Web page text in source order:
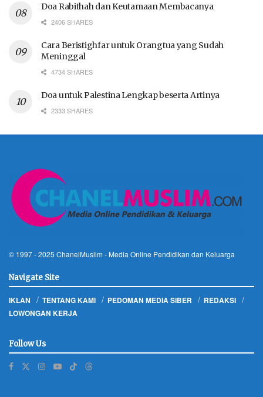
Doa Rabithah dan Keutamaan Membacanya
2406 SHARES
Cara Beristighfar untuk Orangtua yang Sudah
Meninggal
4734 SHARES
Doa untuk Palestina Lengkap beserta Artinya
2333 SHARES
© 1997 - 2025 ChanelMuslim - Media Online Pendidikan dan Keluarga
Navigate Site
IKLAN TENTANG KAMI PEDOMAN MEDIA SIBER
REDAKSI
LOWONGAN KERJA
Follow Us